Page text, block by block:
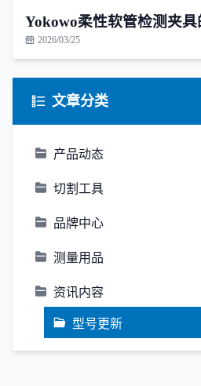
Yokowo柔性软管检测夹
2026/03/25
文章分类
产品动态
切割工具
品牌中心
测量用品
资讯内容
型号更新